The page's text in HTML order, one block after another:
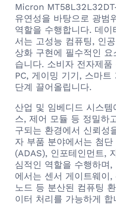
Micron
유연성을 바탕으로 광범
역할을 수행합니다. 데
서는 고성능 컴퓨팅, 인
상화 구현에 필수적인
습니다. 소비자 전자제
PC, 게이밍 기기, 스마
단계 끌어올립니다.
산업 및 임베디드 시스
스, 제어 모듈 등 정밀하
구되는 환경에서 신뢰성
자 부품 분야에서는 첨
(ADAS), 인포테인먼트,
심적인 역할을 수행하며
에서는 센서 게이트웨이
노드 등 분산된 컴퓨팅
이터 처리를 가능하게 합